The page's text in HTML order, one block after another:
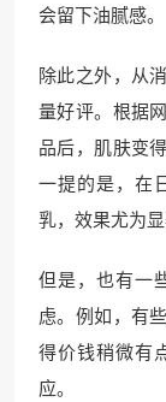
会留下油腻感。
除此之外，从
量好评。根据
品后，肌肤变
一提的是，在
乳，效果尤为显
但是，也有一
虑。例如，有
得价钱稍微有
应。